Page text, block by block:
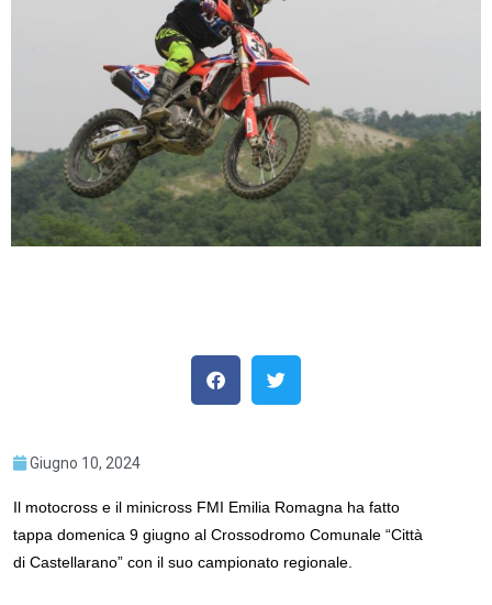
Giugno 10, 2024
Il motocross e il minicross FMI Emilia Romagna ha fatto
tappa domenica 9 giugno al Crossodromo Comunale “Città
di Castellarano” con il suo campionato regionale.